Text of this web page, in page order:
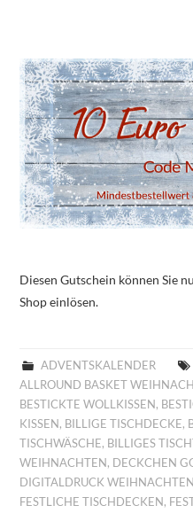
Diesen Gutschein können Sie
Shop einlösen.
ADVENTSKALENDER
ALLROUND BASKET
BESTICKTE WOLLKISSEN,
KISSEN, BILLIGE TISCHDECKE,
TISCHWÄSCHE, BILLIGES
WEIHNACHTEN, DECKCHEN
DIGITALDRUCK WEIHNACHTEN
FESTLICHE TISCHDECKEN,